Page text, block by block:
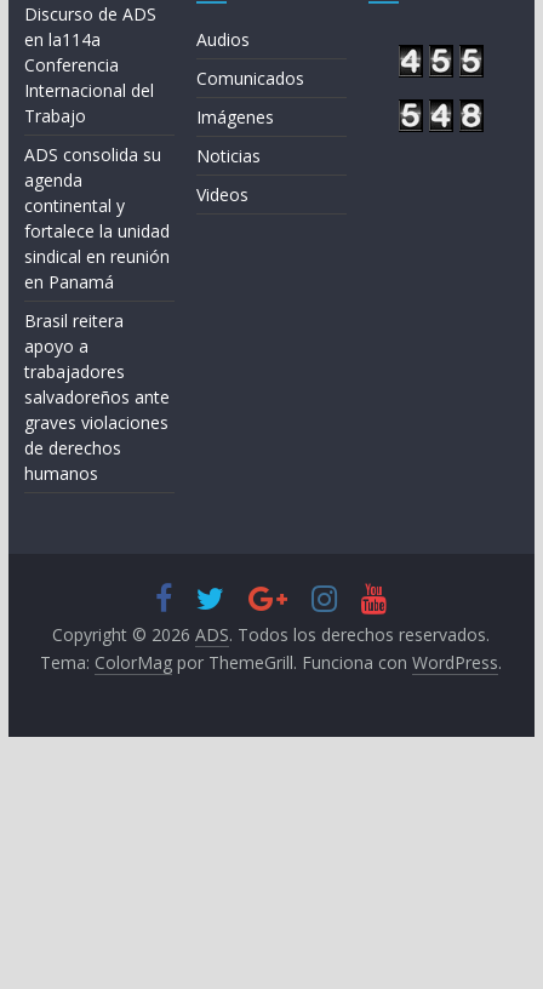
Discurso de ADS
en la114a
Conferencia
Internacional del
Trabajo
ADS consolida su
agenda
continental y
fortalece la unidad
sindical en reunión
en Panamá
Brasil reitera
apoyo a
trabajadores
salvadoreños ante
graves violaciones
de derechos
humanos
Audios
Comunicados
Imágenes
Noticias
Videos
Copyright © 2026ADS. Todos los derechos reservados.
Tema: ColorMag por ThemeGrill. Funciona conWordPress.